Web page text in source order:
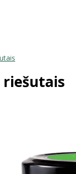
riešutais